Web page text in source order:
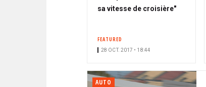
sa vitesse de croisière"
FEATURED
28 OCT. 2017 • 18:44
AUTO